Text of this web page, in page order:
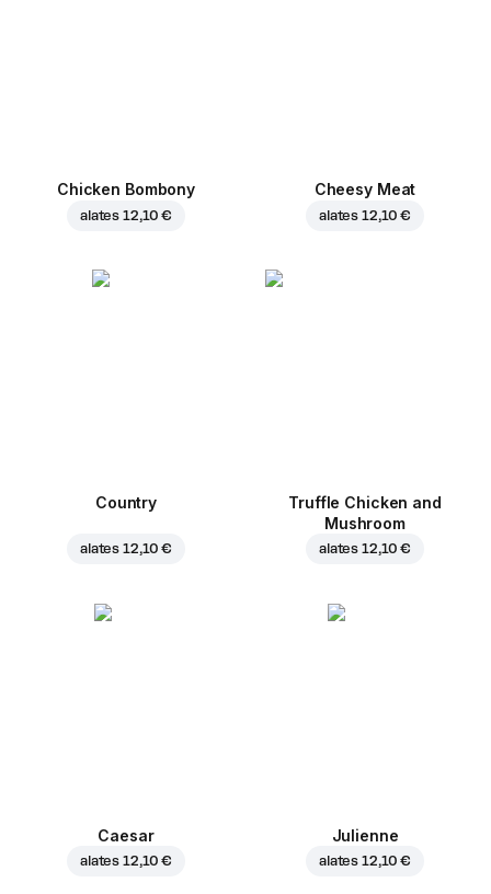
Chicken Bombony
alates 12,10 €
Cheesy Meat
alates 12,10 €
Country
alates 12,10 €
Truffle Chicken and
Mushroom
alates 12,10 €
Caesar
alates 12,10 €
Julienne
alates 12,10 €